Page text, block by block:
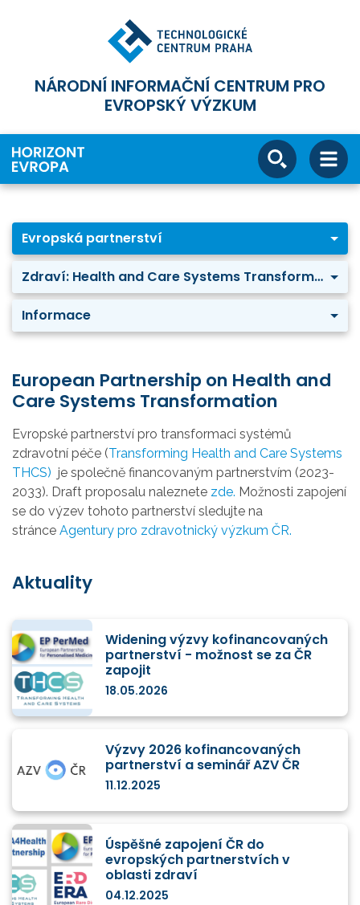
NÁRODNÍ INFORMAČNÍ CENTRUM PRO
EVROPSKÝ VÝZKUM
Evropská partnerství
Zdraví: Health and Care Systems Transformation
Informace
European Partnership on Health and
Care Systems Transformation
Evropské partnerství pro transformaci systémů
zdravotní péče (Transforming Health and Care Systems
THCS) je společně financovaným partnerstvím (2023-
2033). Draft proposalu naleznete zde. Možnosti zapojení
se do výzev tohoto partnerství sledujte na
stránce Agentury pro zdravotnický výzkum ČR.
Aktuality
Widening výzvy kofinancovaných
partnerství - možnost se za ČR
zapojit
18.05.2026
Výzvy 2026 kofinancovaných
partnerství a seminář AZV ČR
11.12.2025
Úspěšné zapojení ČR do
evropských partnerstvích v
oblasti zdraví
04.12.2025